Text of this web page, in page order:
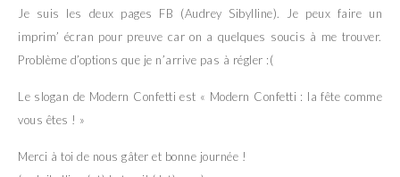
Je suis les deux pages FB (Audrey Sibylline). Je peux faire un
imprim’ écran pour preuve car on a quelques soucis à me trouver.
Problème d’options que je n’arrive pas à régler :(
Le slogan de Modern Confetti est « Modern Confetti : la fête comme
vous êtes ! »
Merci à toi de nous gâter et bonne journée !